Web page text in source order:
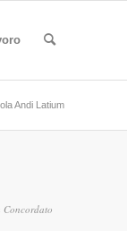
Andi Latium